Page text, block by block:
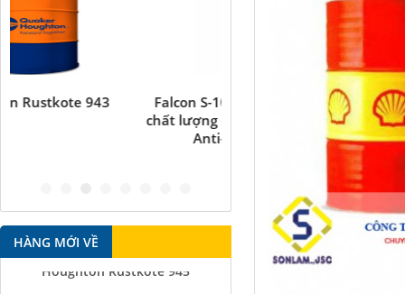
Falcon S-101A Dầu chống rỉ
chất lượng cao – High Quality
Falcon S-350 Chất
bôi trơn đa năng –
Multipurpose
antirust agent
HÀNG MỚI VỀ